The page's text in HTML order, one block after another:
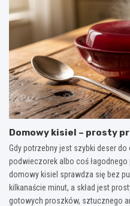
Domowy kisiel – prosty
Gdy potrzebny jest szybki deser do
podwieczorek albo coś
domowy kisiel sprawdza się bez
kilkanaście minut, a skład jest
gotowych proszków, sztucznego